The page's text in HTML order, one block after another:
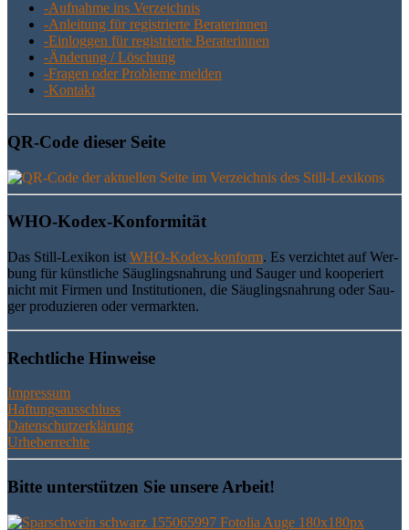
-Auf­nah­me ins Verzeichnis
-Anlei­tung für regis­trier­te Beraterinnen
-Ein­log­gen für regis­trier­te Beraterinnen
-Ände­rung / Löschung
-Fra­gen oder Pro­ble­me melden
-Kon­takt
QR-Code die­ser Seite
WHO-Kodex-Kon­for­mi­tät
Das Still-Lexi­kon ist WHO-Kodex-kon­form. Es ver­zich­tet auf Wer­
bung für künst­li­che Säug­lings­nah­rung und Sau­ger und koope­riert
nicht mit Fir­men und Insti­tu­tio­nen, die Säug­lings­nah­rung oder Sau­
ger pro­du­zie­ren oder vermarkten.
Recht­li­che Hinweise
Impressum
Haftungsausschluss
Datenschutzerklärung
Urheberrechte
Bit­te unter­stüt­zen Sie unse­re Arbeit!